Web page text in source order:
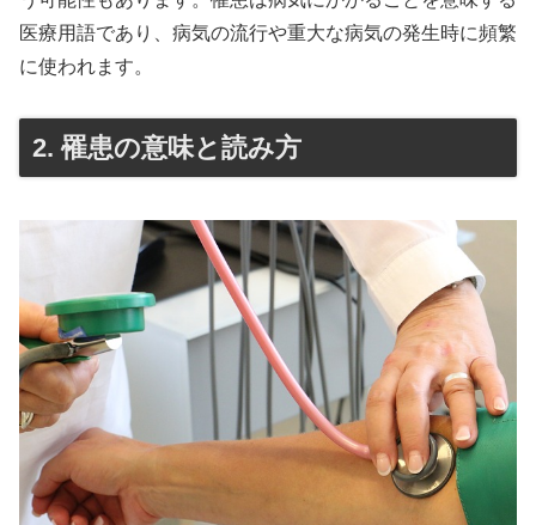
医療用語であり、病気の流行や重大な病気の発生時に頻繁
に使われます。
2. 罹患の意味と読み方